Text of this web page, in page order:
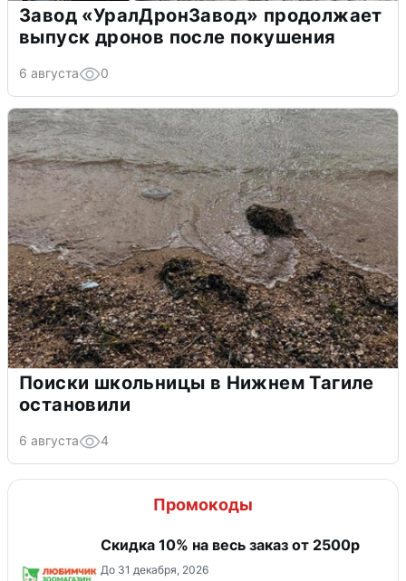
Завод «УралДронЗавод» продолжает
выпуск дронов после покушения
6 августа 0
Поиски школьницы в Нижнем Тагиле
остановили
6 августа 4
Промокоды
Скидка 10% на весь заказ от 2500р
До 31 декабря, 2026